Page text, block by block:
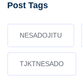
Post Tags
NESADOJITU
TJKTNESADO